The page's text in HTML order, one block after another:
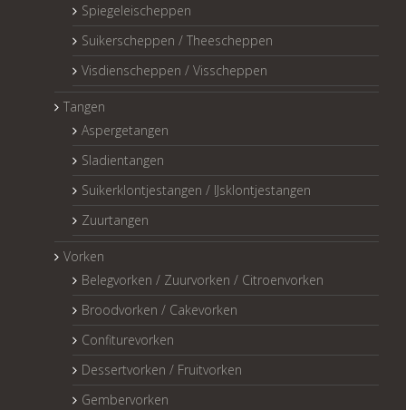
Spiegeleischeppen
Suikerscheppen / Theescheppen
Visdienscheppen / Visscheppen
Tangen
Aspergetangen
Sladientangen
Suikerklontjestangen / IJsklontjestangen
Zuurtangen
Vorken
Belegvorken / Zuurvorken / Citroenvorken
Broodvorken / Cakevorken
Confiturevorken
Dessertvorken / Fruitvorken
Gembervorken